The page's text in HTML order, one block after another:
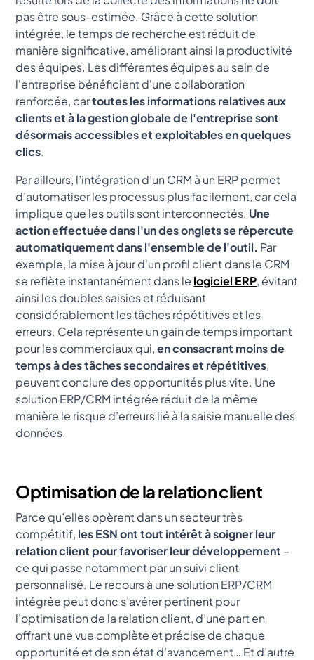
pas être sous-estimée. Grâce à cette solution
intégrée, le temps de recherche est réduit de
manière significative, améliorant ainsi la productivité
des équipes. Les différentes équipes au sein de
l'entreprise bénéficient d'une collaboration
renforcée, cartoutes les informations relatives aux
clients et à la gestion globale de l'entreprise sont
désormais accessibles et exploitables en quelques
clics.
Par ailleurs, l’intégration d’un CRM à un ERP permet
d’automatiser les processus plus facilement, car cela
implique que les outils sont interconnectés. Une
action effectuée dans l'un des onglets se répercute
automatiquement dans l'ensemble de l'outil. Par
exemple, la mise à jour d'un profil client dans le CRM
se reflète instantanément dans le logiciel ERP, évitant
ainsi les doubles saisies et réduisant
considérablement les tâches répétitives et les
erreurs. Cela représente un gain de temps important
pour les commerciaux qui,en consacrant moins de
temps à des tâches secondaires et répétitives,
peuvent conclure des opportunités plus vite. Une
solution ERP/CRM intégrée réduit de la même
manière le risque d’erreurs lié à la saisie manuelle des
données.
Optimisation de la relation client
Parce qu’elles opèrent dans un secteur très
compétitif, les ESN ont tout intérêt à soigner leur
relation client pour favoriser leur développement –
ce qui passe notamment par un suivi client
personnalisé. Le recours à une solution ERP/CRM
intégrée peut donc s’avérer pertinent pour
l’optimisation de la relation client, d’une part en
offrant une vue complète et précise de chaque
opportunité et de son état d’avancement… Et d’autre